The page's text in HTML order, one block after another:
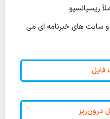
ریسپانسیو
سایت های خبرنامه ای می
فایل
درون‌ریز